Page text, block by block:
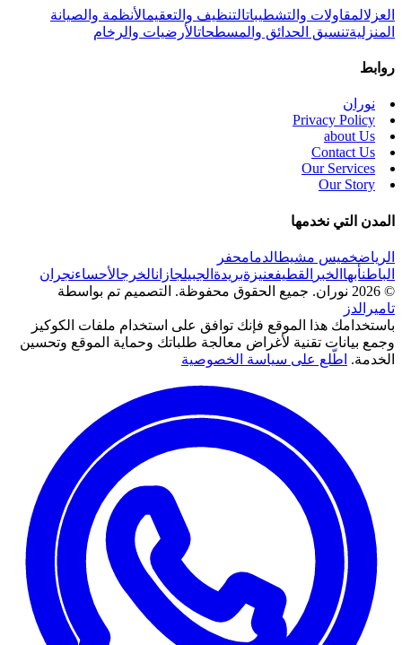
العزلالمقاولات والتشطيباتالتنظيف والتعقيمالأنظمة والصيانة
المنزليةتنسيق الحدائق والمسطحاتالأرضيات والرخام
روابط
نوران
Privacy Policy
about Us
Contact Us
Our Services
Our Story
المدن التي نخدمها
الرياضخميس مشيطالدمامحفر
الباطنأبها الخبر القطيفعنيزةبريدة الجبيلجازانالخرجالأحساءنجران
© 2026 نوران. جميع الحقوق محفوظة.
التصميم تم بواسطة
تاميرالدز
باستخدامك هذا الموقع فإنك توافق على استخدام ملفات الكوكيز
وجمع بيانات تقنية لأغراض معالجة طلباتك وحماية الموقع وتحسين
الخدمة. اطّلع على سياسة الخصوصية